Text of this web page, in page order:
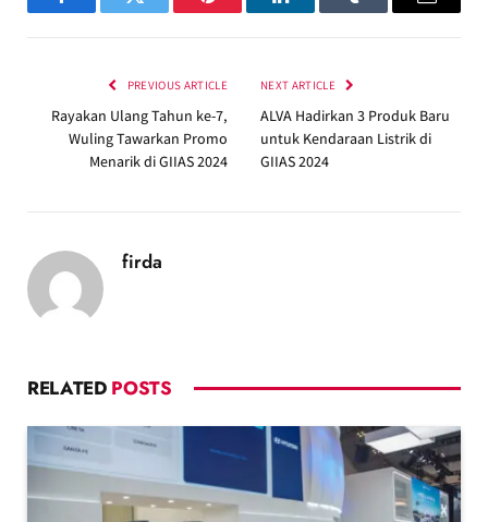
FacebookTwitter Pinterest LinkedInTumblr Email
PREVIOUS ARTICLE
Rayakan Ulang Tahun ke-7,
Wuling Tawarkan Promo
Menarik di GIIAS 2024
NEXT ARTICLE
ALVA Hadirkan 3 Produk Baru
untuk Kendaraan Listrik di
GIIAS 2024
firda
RELATED POSTS